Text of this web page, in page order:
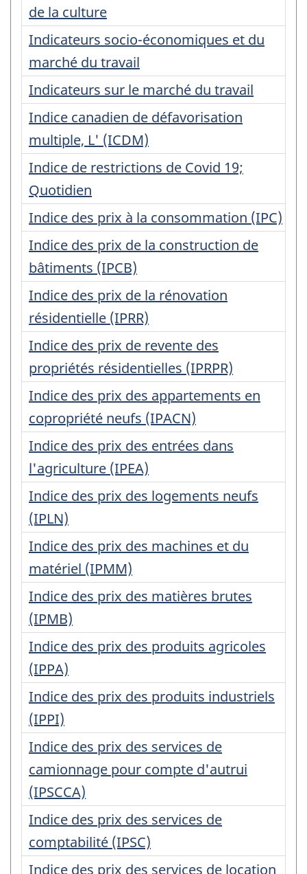
de la culture
Indicateurs socio-économiques et du
marché du travail
Indicateurs sur le marché du travail
Indice canadien de défavorisation
multiple, L' (ICDM)
Indice de restrictions de Covid 19;
Quotidien
Indice des prix à la consommation (IPC)
Indice des prix de la construction de
bâtiments (IPCB)
Indice des prix de la rénovation
résidentielle (IPRR)
Indice des prix de revente des
propriétés résidentielles (IPRPR)
Indice des prix des appartements en
copropriété neufs (IPACN)
Indice des prix des entrées dans
l'agriculture (IPEA)
Indice des prix des logements neufs
(IPLN)
Indice des prix des machines et du
matériel (IPMM)
Indice des prix des matières brutes
(IPMB)
Indice des prix des produits agricoles
(IPPA)
Indice des prix des produits industriels
(IPPI)
Indice des prix des services de
camionnage pour compte d'autrui
(IPSCCA)
Indice des prix des services de
comptabilité (IPSC)
Indice des prix des services de location